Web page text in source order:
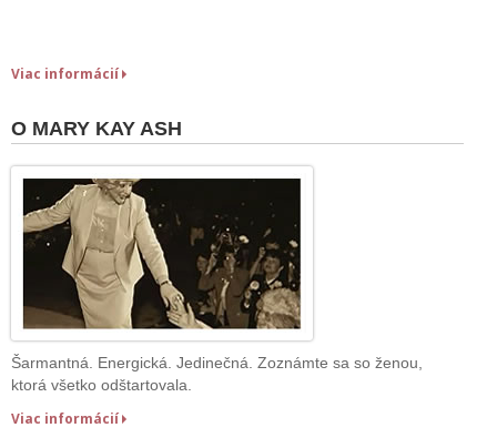
Viac informácií
O MARY KAY ASH
Šarmantná. Energická. Jedinečná. Zoznámte sa so ženou,
ktorá všetko odštartovala.
Viac informácií